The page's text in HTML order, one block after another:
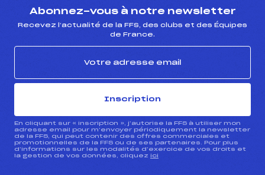
Abonnez-vous à notre newsletter
Recevez l’actualité de la FFS, des clubs et des Équipes
de France.
Inscription
En cliquant sur « inscription », j’autorise la FFS à utiliser mon
adresse email pour m’envoyer périodiquement la newsletter
de la FFS, qui peut contenir des offres commerciales et
promotionnelles de la FFS ou de ses partenaires. Pour plus
d’informations sur les modalités d’exercice de vos droits et
la gestion de vos données, cliquez ici